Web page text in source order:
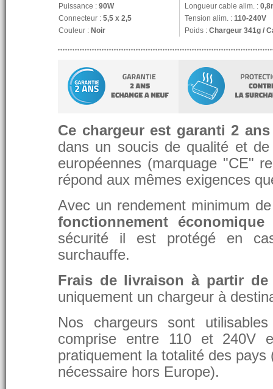
Puissance : 90W Longueur cable alim. :
Connecteur : 5,5 x 2,5 Tension alim. : 110-240V
Couleur : Noir Poids : Chargeur 341g /
Ce chargeur est garanti 2 ans
dans un soucis de qualité et
européennes (marquage "CE"
répond aux mêmes exigences
Avec un rendement minimum
fonctionnement
sécurité il est protégé en
surchauffe.
Frais de livraison à partir de
uniquement un chargeur à
Nos chargeurs sont
comprise entre 110 et 240V
pratiquement la totalité des
nécessaire hors Europe).